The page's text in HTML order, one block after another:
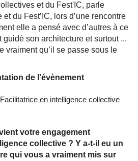
et du Fest'IC, parle
du Fest’IC, lors d’une rencontre
elle a pensé avec d’autres à ce
son architecture et surtout ...
vraiment qu’il se passe sous le
de l'évènement
en intelligence collective
votre engagement
collective ? Y a-t-il eu un
qui vous a vraiment mis sur